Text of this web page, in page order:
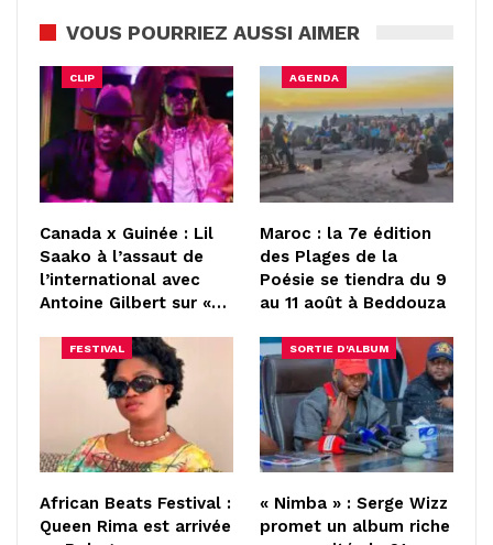
VOUS POURRIEZ AUSSI AIMER
CLIP
Canada x Guinée : Lil
Saako à l’assaut de
l’international avec
Antoine Gilbert sur «…
AGENDA
Maroc : la 7e édition
des Plages de la
Poésie se tiendra du 9
au 11 août à Beddouza
FESTIVAL
African Beats Festival :
Queen Rima est arrivée
SORTIE D'ALBUM
« Nimba » : Serge Wizz
promet un album riche